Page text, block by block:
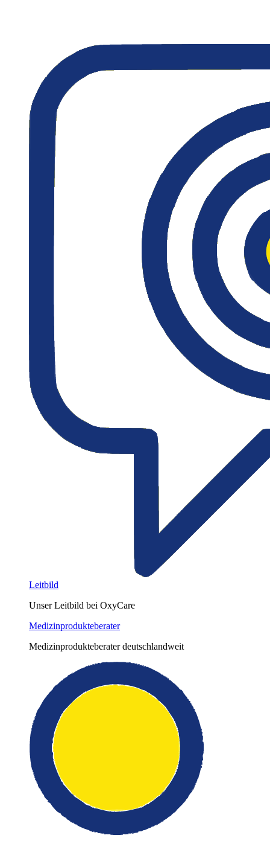
Leitbild
Unser Leitbild bei OxyCare
Medizinprodukteberater
Medizinprodukteberater deutschlandweit